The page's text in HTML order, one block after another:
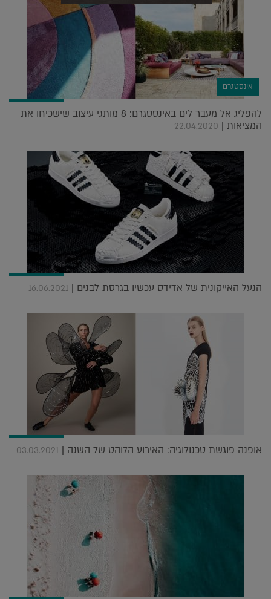
אינסטגרם
להפליג אל מעבר לים באינסטגרם: 8 מותגי עיצוב שישכיחו את
המציאות | 22.04.2020
הנעל האייקונית של אדידס עכשיו בגרסת לבנים | 16.06.2021
אופנה פוגשת טכנולוגיה: האירוע הלוהט של השנה | 03.03.2021